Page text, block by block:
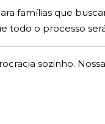
famílias que
todo o processo
sozinho.